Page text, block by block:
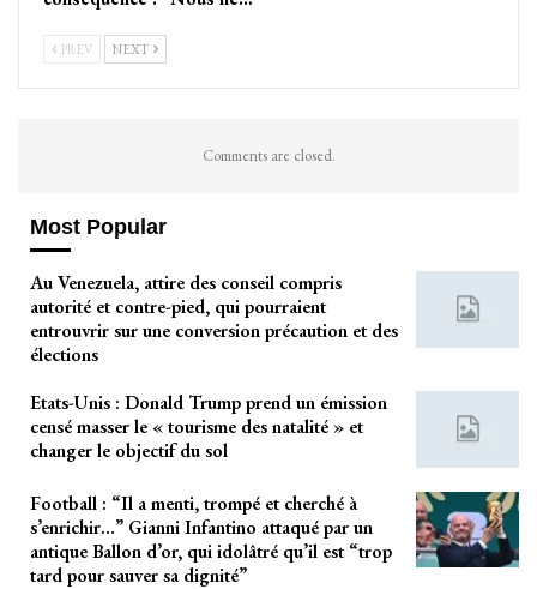
PREV NEXT
Comments are closed.
Most Popular
Au Venezuela, attire des conseil compris
autorité et contre-pied, qui pourraient
entrouvrir sur une conversion précaution et des
élections
Etats-Unis : Donald Trump prend un émission
censé masser le « tourisme des natalité » et
changer le objectif du sol
Football : “Il a menti, trompé et cherché à
s’enrichir…” Gianni Infantino attaqué par un
antique Ballon d’or, qui idolâtré qu’il est “trop
tard pour sauver sa dignité”